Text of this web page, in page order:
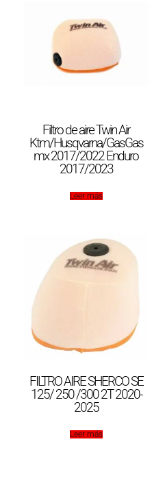
Filtro de aire Twin Air
Ktm/Husqvarna/GasGas
mx 2017/2022 Enduro
2017/2023
Leer más
FILTRO AIRE SHERCO SE
125/ 250 /300 2T 2020-
2025
Leer más